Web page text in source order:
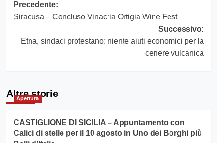
Navigazione
articolo
Precedente:
Siracusa – Concluso Vinacria Ortigia Wine Fest
Successivo:
Etna, sindaci protestano: niente aiuti economici per la
cenere vulcanica
Altre storie
Apertura
CASTIGLIONE DI SICILIA – Appuntamento con
Calici di stelle per il 10 agosto in Uno dei Borghi più